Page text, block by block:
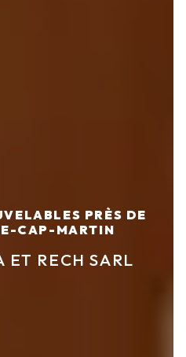
PRÈS DE
CAP-MARTIN
ET RECH SARL